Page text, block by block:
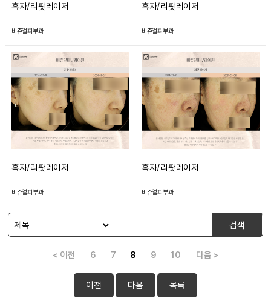
흑자/리팟레이저
비쥬얼피부과
흑자/리팟레이저
비쥬얼피부과
흑자/리팟레이저
비쥬얼피부과
흑자/리팟레이저
비쥬얼피부과
검색
< 이전 6 7 8 9 10 다음 >
이전 다음 목록